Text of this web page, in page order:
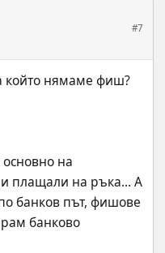
#7
на
плащали на ръка... А
банков път, фишове
банково